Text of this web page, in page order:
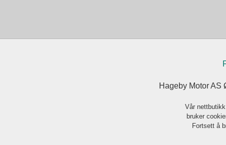
Hageby Motor AS
Vår
bruker
Fortsett å